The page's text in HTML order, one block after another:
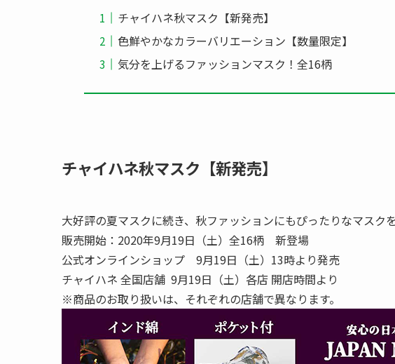
チャイハネ秋マスク【新発売】
色鮮やかなカラーバリエーション【数量限定】
気分を上げるファッションマスク！全16柄
チャイハネ秋マスク【新発売】
大好評の夏マスクに続き、秋ファッションにもぴったりなマスクを
販売開始：2020年9月19日（土）全16柄 新登場
公式オンラインショップ 9月19日（土）13時より発売
チャイハネ 全国店舗 9月19日（土）各店 開店時間より
※商品のお取り扱いは、それぞれの店舗で異なります。